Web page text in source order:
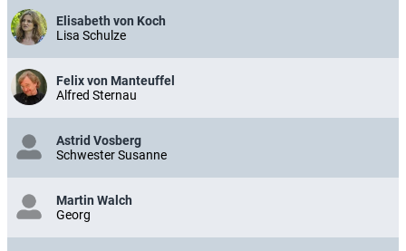
Elisabeth von Koch
Lisa Schulze
Felix von Manteuffel
Alfred Sternau
Astrid Vosberg
Schwester Susanne
Martin Walch
Georg